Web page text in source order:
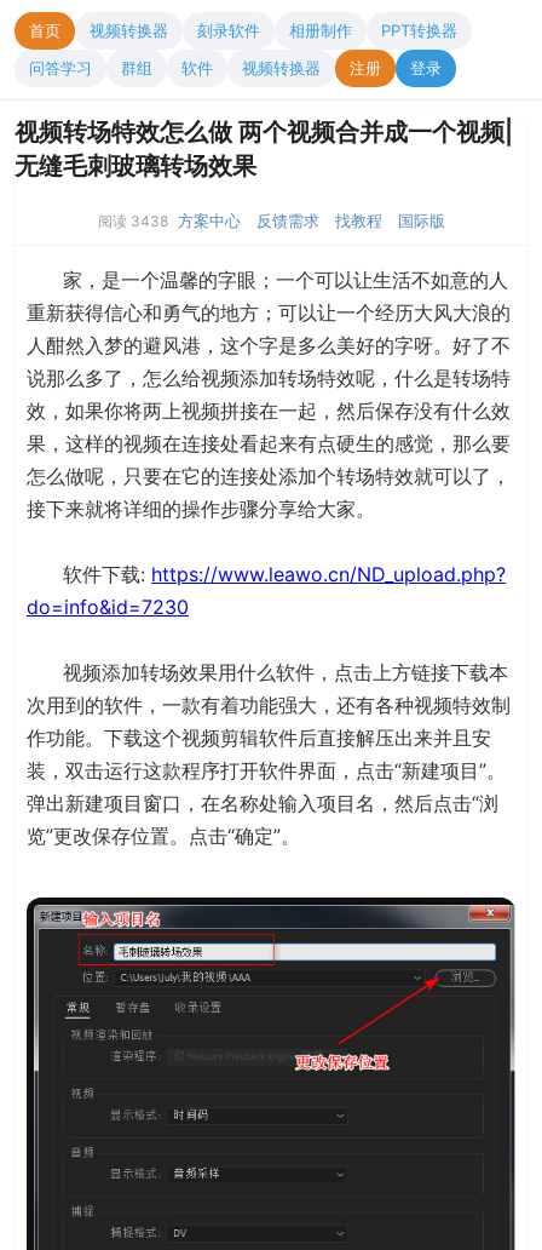
首页 视频转换器 刻录软件 相册制作
PPT转换器
问答学习
群组 软件 视频转换器 注册 登录
视频转场特效怎么做 两个视频合并成一个视频|
无缝毛刺玻璃转场效果
阅读 3438 方案中心 反馈需求 找教程 国际版
家，是一个温馨的字眼；一个可以让生活不如意的人
重新获得信心和勇气的地方；可以让一个经历大风大浪的
人酣然入梦的避风港，这个字是多么美好的字呀。好了不
说那么多了，怎么给视频添加转场特效呢，什么是转场特
效，如果你将两上视频拼接在一起，然后保存没有什么效
果，这样的视频在连接处看起来有点硬生的感觉，那么要
怎么做呢，只要在它的连接处添加个转场特效就可以了，
接下来就将详细的操作步骤分享给大家。
软件下载: https://www.leawo.cn/ND_upload.php?
do=info&id=7230
视频添加转场效果用什么软件，点击上方链接下载本
次用到的软件，一款有着功能强大，还有各种视频特效制
作功能。下载这个视频剪辑软件后直接解压出来并且安
装，双击运行这款程序打开软件界面，点击“新建项目”。
弹出新建项目窗口，在名称处输入项目名，然后点击“浏
览”更改保存位置。点击“确定”。